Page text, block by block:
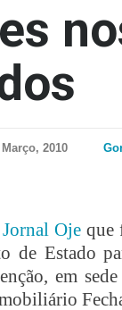
2010
Oje que
de Estado
em